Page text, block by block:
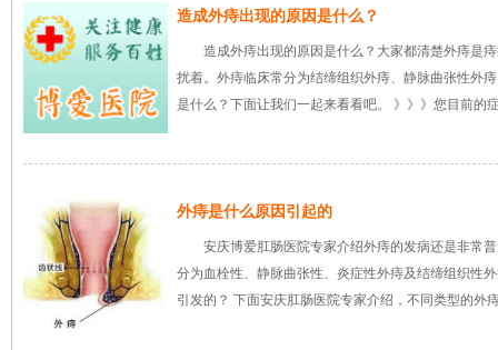
造成外痔出现的原因是什么？
造成外痔出现的原因是什么？大家都清楚外痔是
扰着。外痔临床常分为结缔组织外痔、静脉曲张性外
是什么？下面让我们一起来看看吧。 》》》您目前的
外痔是什么原因引起的
安庆博爱肛肠医院专家介绍外痔的发病还是非常
分为血栓性、静脉曲张性、炎症性外痔及结缔组织性
引发的？ 下面安庆肛肠医院专家介绍，不同类型的外